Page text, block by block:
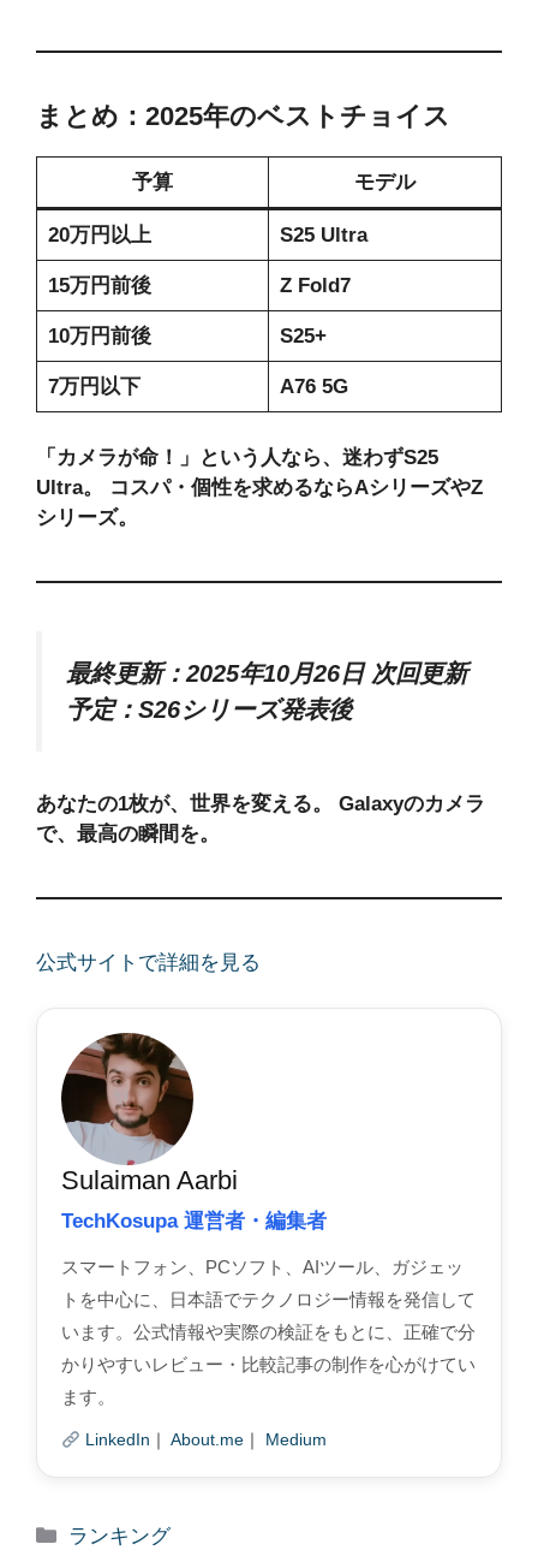
まとめ：2025年のベストチョイス
予算 モデル
20万円以上 S25 Ultra
15万円前後 Z Fold7
10万円前後 S25+
7万円以下 A76 5G
「カメラが命！」という人なら、迷わずS25
Ultra。
コスパ・個性を求めるならAシリーズやZ
シリーズ。
最終更新：2025年10月26日 次回更新
予定：S26シリーズ発表後
あなたの1枚が、世界を変える。
Galaxyのカメラ
で、最高の瞬間を。
公式サイトで詳細を見る
Sulaiman Aarbi
TechKosupa 運営者・編集者
スマートフォン、PCソフト、AIツール、ガジェッ
トを中心に、日本語でテクノロジー情報を発信して
います。公式情報や実際の検証をもとに、正確で分
かりやすいレビュー・比較記事の制作を心がけてい
ます。
LinkedIn ｜ About.me｜ Medium
Categories
ランキング